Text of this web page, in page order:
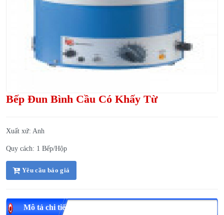
Bếp Đun Bình Cầu Có Khấy Từ
Xuất xứ: Anh
Quy cách: 1 Bếp/Hộp
Yêu cầu báo giá
Mô tả chi tiết